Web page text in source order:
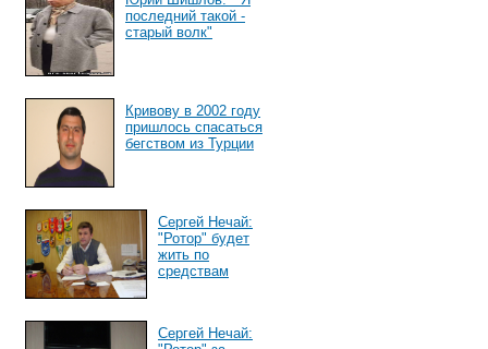
последний такой -
старый волк"
Кривову в 2002 году
пришлось спасаться
бегством из Турции
Сергей Нечай:
"Ротор" будет
жить по
средствам
Сергей Нечай: